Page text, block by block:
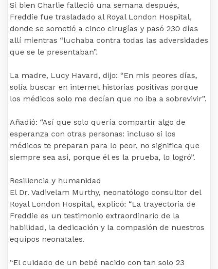
Si bien Charlie falleció una semana después,
Freddie fue trasladado al Royal London Hospital,
donde se sometió a cinco cirugías y pasó 230 días
allí mientras “luchaba contra todas las adversidades
que se le presentaban”.
La madre, Lucy Havard, dijo: “En mis peores días,
solía buscar en internet historias positivas porque
los médicos solo me decían que no iba a sobrevivir”.
Añadió: “Así que solo quería compartir algo de
esperanza con otras personas: incluso si los
médicos te preparan para lo peor, no significa que
siempre sea así, porque él es la prueba, lo logró”.
Resiliencia y humanidad
El Dr. Vadivelam Murthy, neonatólogo consultor del
Royal London Hospital, explicó: “La trayectoria de
Freddie es un testimonio extraordinario de la
habilidad, la dedicación y la compasión de nuestros
equipos neonatales.
“El cuidado de un bebé nacido con tan solo 23